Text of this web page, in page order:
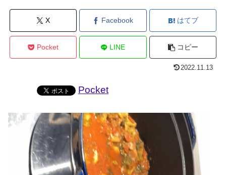
X Facebook はてブ
Pocket LINE コピー
2022.11.13
Pocket